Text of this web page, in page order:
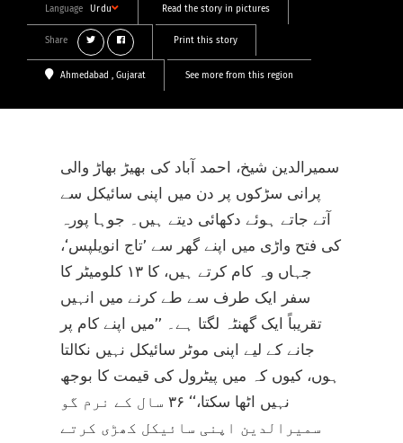
Language Urdu Read the story in pictures
Share Print this story
Ahmedabad , Gujarat See more from this region
سمیرالدین شیخ، احمد آباد کی بھیڑ بھاڑ والی
پرانی سڑکوں پر دن میں اپنی سائیکل سے
آتے جاتے ہوئے دکھائی دیتے ہیں۔ جوہا پورہ
کی فتح واڑی میں اپنے گھر سے ’تاج انویلپس‘،
جہاں وہ کام کرتے ہیں، کا ۱۳ کلومیٹر کا
سفر ایک طرف سے طے کرنے میں انہیں
تقریباً ایک گھنٹہ لگتا ہے۔ ’’میں اپنے کام پر
جانے کے لیے اپنی موٹر سائیکل نہیں نکالتا
ہوں، کیوں کہ میں پیٹرول کی قیمت کا بوجھ
نہیں اٹھا سکتا،‘‘ ۳۶ سال کے نرم گو
سمیرالدین اپنی سائیکل کھڑی کرتے